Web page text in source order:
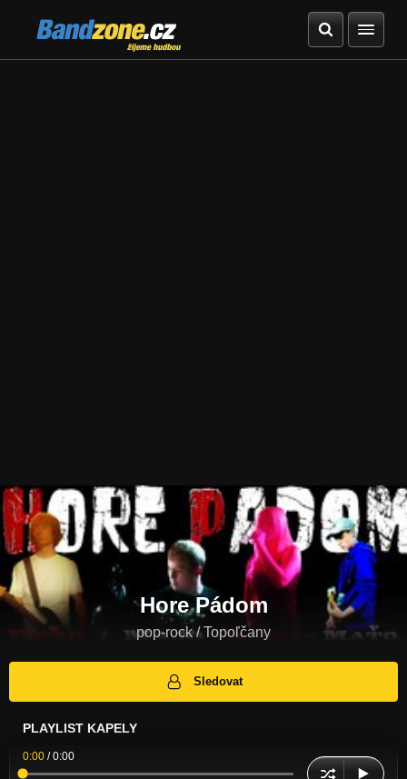
Bandzone.cz
žijeme hudbou
Hore Pádom
pop-rock / Topoľčany
Sledovat
PLAYLIST KAPELY
0:00 /0:00